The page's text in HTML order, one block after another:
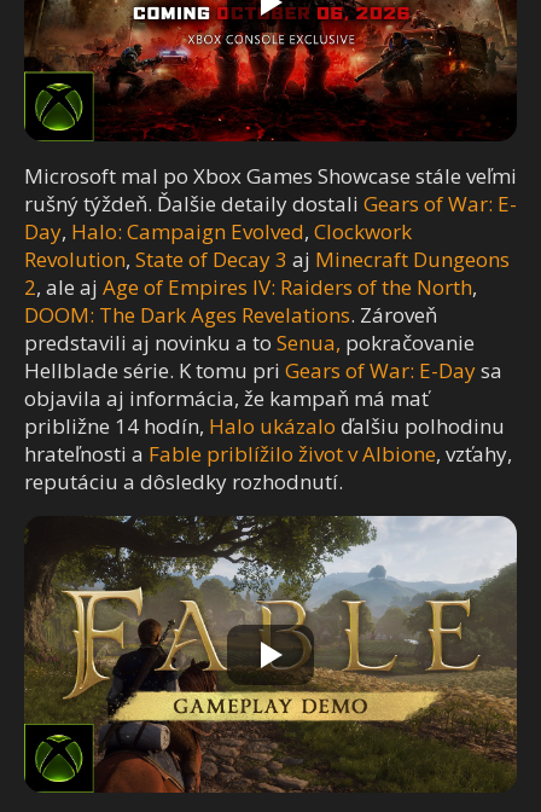
Microsoft mal po Xbox Games Showcase stále veľmi
rušný týždeň. Ďalšie detaily dostali Gears of War: E-
Day, Halo: Campaign Evolved, Clockwork
Revolution, State of Decay 3 aj Minecraft Dungeons
2, ale aj Age of Empires IV: Raiders of the North,
DOOM: The Dark Ages Revelations. Zároveň
predstavili aj novinku a to Senua, pokračovanie
Hellblade série. K tomu pri Gears of War: E-Daysa
objavila aj informácia, že kampaň má mať
približne 14 hodín, Halo ukázalo ďalšiu polhodinu
hrateľnosti a Fable priblížilo život v Albione, vzťahy,
reputáciu a dôsledky rozhodnutí.